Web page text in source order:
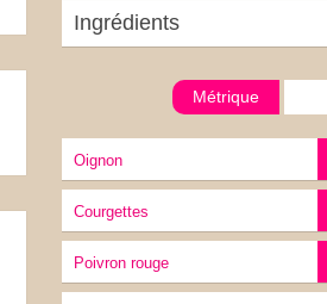
Ingrédients
Métrique
oignon
Courgettes
Poivron rouge